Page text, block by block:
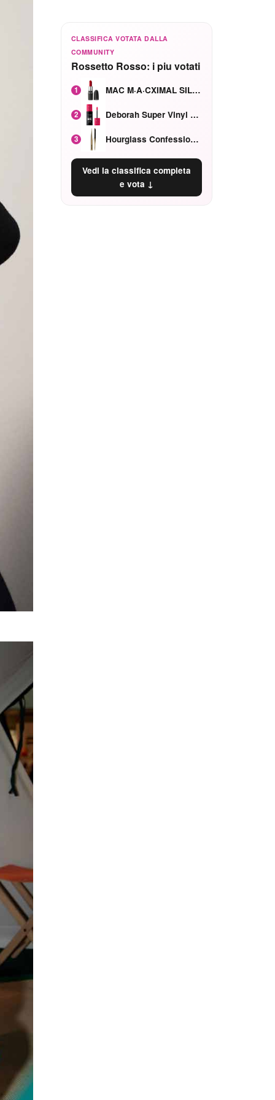
CLASSIFICA VOTATA DALLA
COMMUNITY
Rossetto Rosso: i piu votati
1 MAC M·A·CXIMAL SILKY MATTE Red Rock mat
2 Deborah Super Vinyl Shake Rosa Ciliegia
3 Hourglass Confession Ricaricabile Ultra Preciso Ad Alta Intensità Secretly Classic Red
Vedi la classifica completa
e vota ↓